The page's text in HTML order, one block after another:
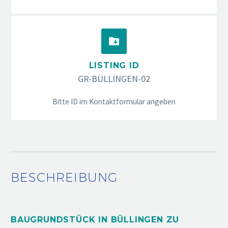


LISTING ID
GR-BÜLLINGEN-02
Bitte ID im Kontaktformular angeben
BESCHREIBUNG
BAUGRUNDSTÜCK IN BÜLLINGEN ZU